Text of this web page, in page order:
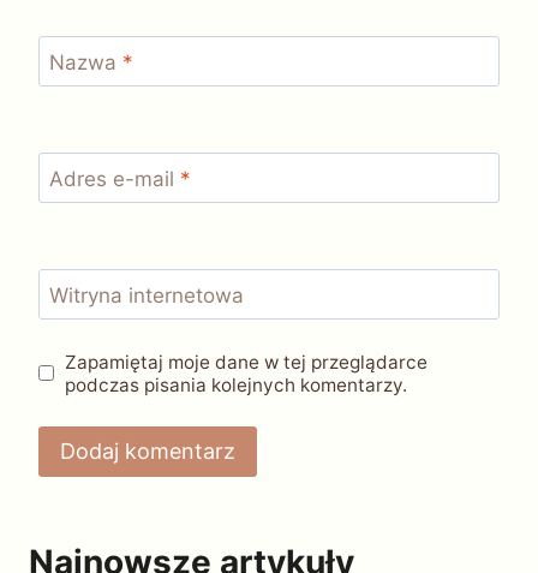
Nazwa *
Adres e-mail *
Witryna internetowa
Zapamiętaj moje dane w tej przeglądarce
podczas pisania kolejnych komentarzy.
Najnowsze artykuły